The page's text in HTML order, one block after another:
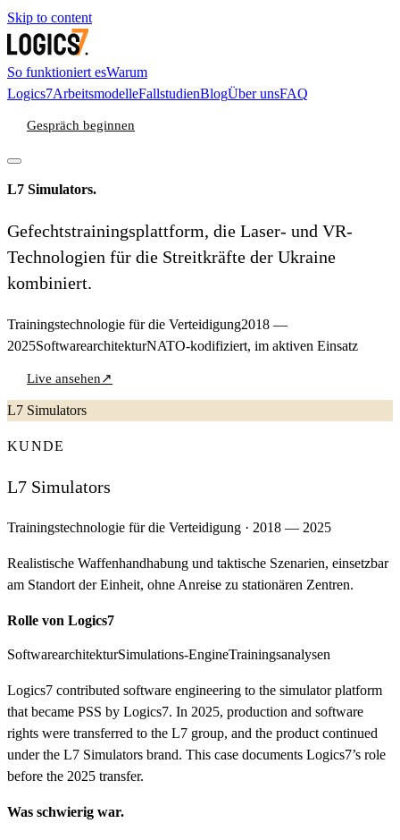
Skip to content
So funktioniert esWarum
Logics7ArbeitsmodelleFallstudienBlogÜber unsFAQ
Gespräch beginnen
L7 Simulators.
Gefechtstrainingsplattform, die Laser- und VR-
Technologien für die Streitkräfte der Ukraine
kombiniert.
Trainingstechnologie für die Verteidigung2018 —
2025SoftwarearchitekturNATO-kodifiziert, im aktiven Einsatz
Live ansehen↗
L7 Simulators
KUNDE
L7 Simulators
Trainingstechnologie für die Verteidigung · 2018 — 2025
Realistische Waffenhandhabung und taktische Szenarien, einsetzbar
am Standort der Einheit, ohne Anreise zu stationären Zentren.
Rolle von Logics7
SoftwarearchitekturSimulations-EngineTrainingsanalysen
Logics7 contributed software engineering to the simulator platform
that became PSS by Logics7. In 2025, production and software
rights were transferred to the L7 group, and the product continued
under the L7 Simulators brand. This case documents Logics7’s role
before the 2025 transfer.
Was schwierig war.